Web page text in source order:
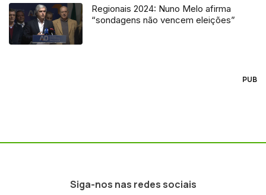
Regionais 2024: Nuno Melo afirma
“sondagens não vencem eleições”
PUB
Siga-nos nas redes sociais